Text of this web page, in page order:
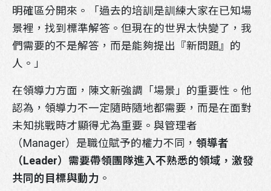
明確區分開來。「過去的培訓是訓練大家在已知場
景裡，找到標準解答。但現在的世界太快變了，我
們需要的不是解答，而是能夠提出『新問題』的
人。」
在領導力方面，陳文新強調「場景」的重要性。他
認為，領導力不一定隨時隨地都需要，而是在面對
未知挑戰時才顯得尤為重要。與管理者
（Manager）是職位賦予的權力不同， 領導者
（ Leader）需要帶領團隊進入不熟悉的領域，激發
共同的目標與動力 。